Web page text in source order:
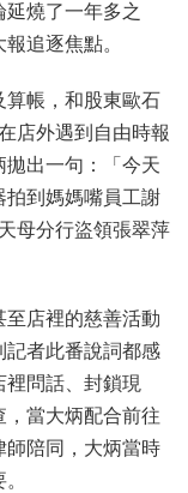
燒了一年多之
追逐焦點。
帳，和股東歐石
店外遇到自由時報
拋出一句：「今天
拍到媽媽嘴員工謝
母分行盜領張翠萍
至店裡的慈善活動
記者此番說詞都感
裡問話、封鎖現
當大炳配合前往
師陪同，大炳當時